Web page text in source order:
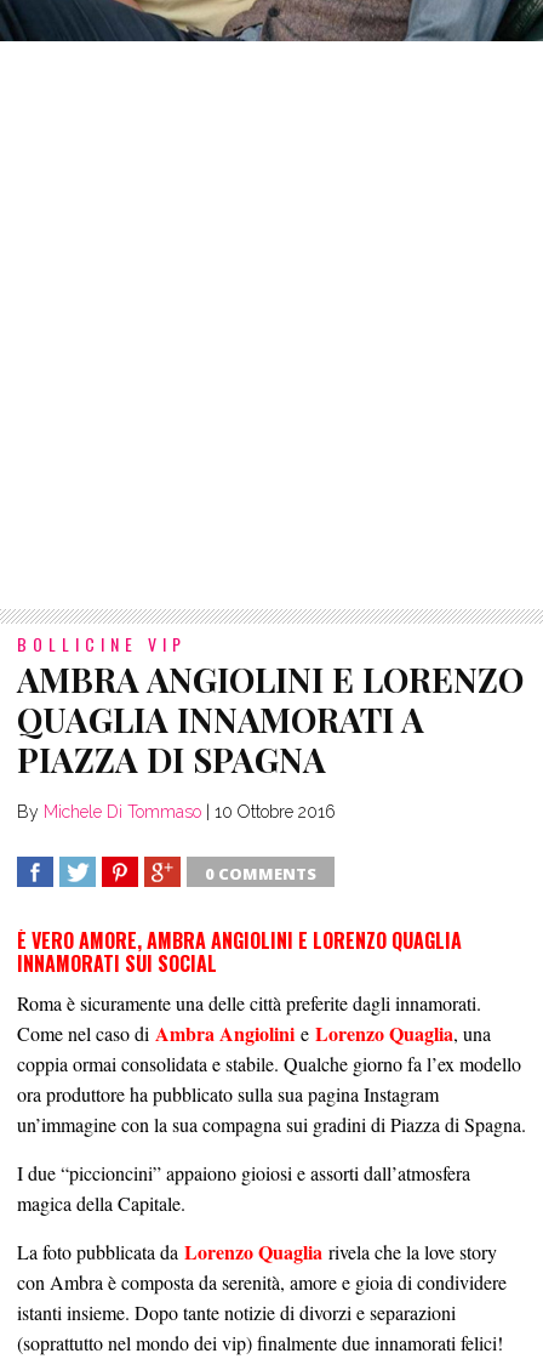
BOLLICINE VIP
AMBRA ANGIOLINI E LORENZO
QUAGLIA INNAMORATI A
PIAZZA DI SPAGNA
By Michele Di Tommaso 10 Ottobre 2016
0 COMMENTS
È VERO AMORE, AMBRA ANGIOLINI E LORENZO QUAGLIA
INNAMORATI SUI SOCIAL
Roma è sicuramente una delle città preferite dagli innamorati.
Come nel caso di Ambra Angiolini e Lorenzo Quaglia, una
coppia ormai consolidata e stabile. Qualche giorno fa l’ex modello
ora produttore ha pubblicato sulla sua pagina Instagram
un’immagine con la sua compagna sui gradini di Piazza di Spagna.
I due “piccioncini” appaiono gioiosi e assorti dall’atmosfera
magica della Capitale.
La foto pubblicata da Lorenzo Quaglia rivela che la love story
con Ambra è composta da serenità, amore e gioia di condividere
istanti insieme. Dopo tante notizie di divorzi e separazioni
(soprattutto nel mondo dei vip) finalmente due innamorati felici!